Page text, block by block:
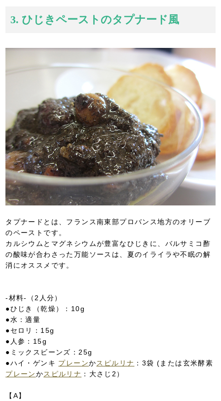
3. ひじきペーストのタプナード風
タプナードとは、フランス南東部プロバンス地方のオリーブ
のペーストです。
カルシウムとマグネシウムが豊富なひじきに、バルサミコ酢
の酸味が合わさった万能ソースは、夏のイライラや不眠の解
消にオススメです。
-材料-（2人分）
●ひじき（乾燥）：10g
●水：適量
●セロリ：15g
●人参：15g
●ミックスビーンズ：25g
●ハイ・ゲンキ プレーンかスピルリナ ：3袋 (または玄米酵素
プレーンかスピルリナ ：大さじ2）
【A】